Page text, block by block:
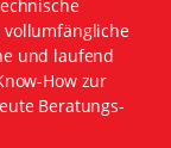
vollumfängliche
und laufend
How zur
Beratungs-